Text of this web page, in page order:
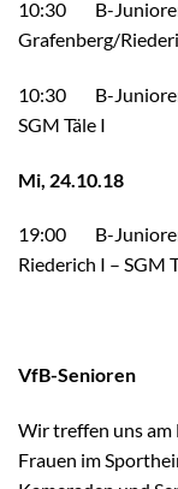
10:30 B-
Grafenberg/​
10:30 B-
SGM Täle I
Mi, 24.10.18
19:00 B-
Riederich I – SGM
VfB-Senioren
Wir treffen uns am
Frauen im